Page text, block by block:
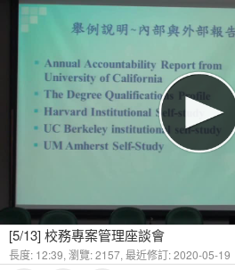
[5/13] 校務專案管理座談會
長度: 12:39, 瀏覽: 2157, 最近修訂: 2020-05-19